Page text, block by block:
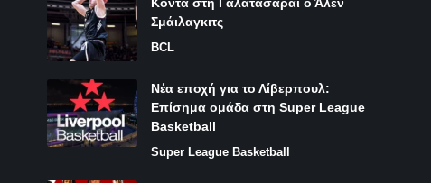
Σμάιλαγκιτς
BCL
Νέα εποχή για το Λίβερπουλ:
Επίσημα ομάδα στη Super League
Basketball
Super League Basketball